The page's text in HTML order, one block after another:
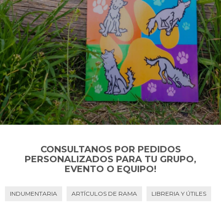
CONSULTANOS POR PEDIDOS
PERSONALIZADOS PARA TU GRUPO,
EVENTO O EQUIPO!
INDUMENTARIA ARTÍCULOS DE RAMA LIBRERIA Y ÚTILES